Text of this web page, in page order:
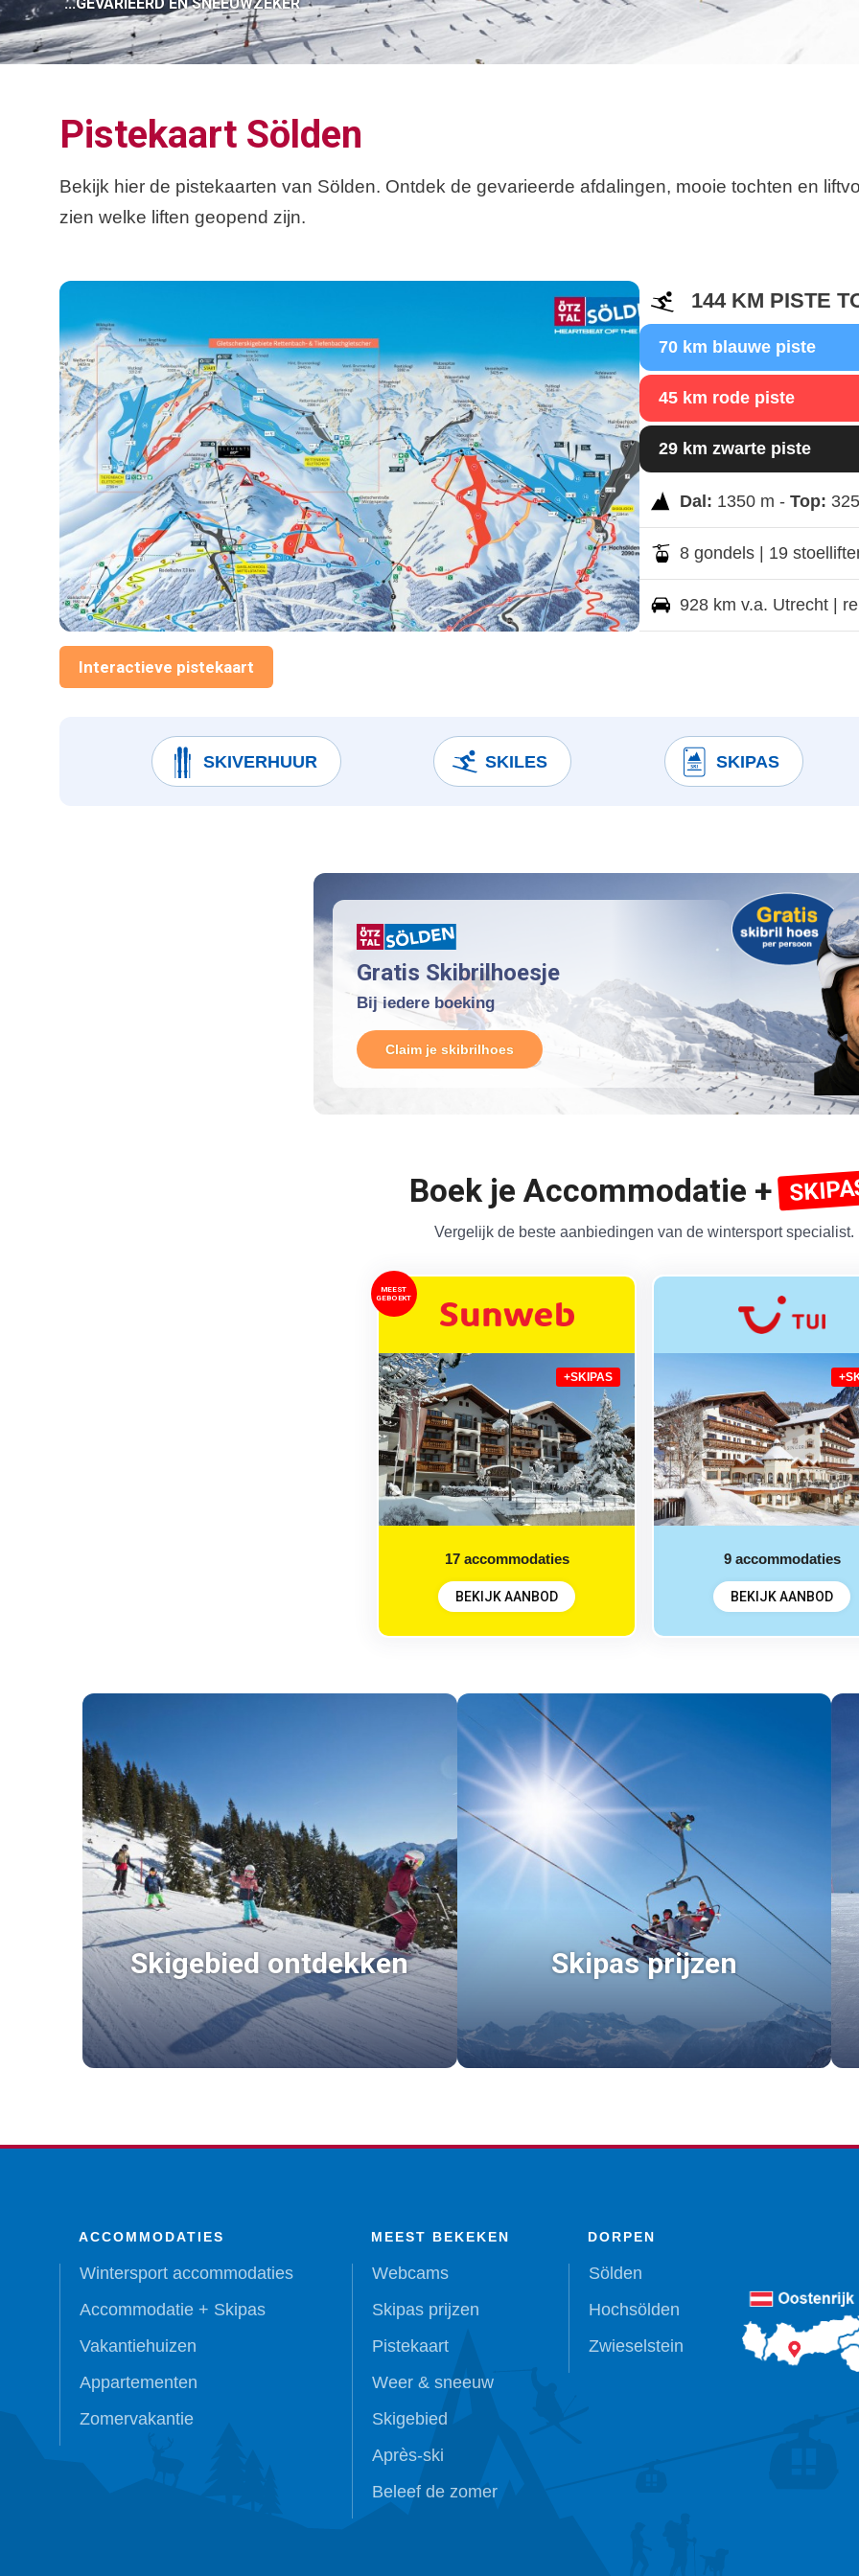
Pistekaart Sölden
Bekijk hier de pistekaarten van Sölden. Ontdek de gevarieerde afdalingen, mooie tochten en
zien welke liften geopend zijn.
144 KM PISTE
70 km blauwe piste
45 km rode piste
29 km zwarte piste
Dal: 1350 m - Top:
8 gondels | 19
928 km v.a. Utrecht |
Interactieve pistekaart
SKIVERHUUR SKILES SKIPAS
Gratis Skibrilhoesje
Bij iedere boeking
Claim je skibrilhoes
Boek je Accommodatie +
Vergelijk de beste aanbiedingen van de wintersport specialist.
MEEST
GEBOEKT
+SKIPAS
17accommodaties
BEKIJK AANBOD
9accommodaties
BEKIJK AANBOD
Skigebied ontdekken Skipas prijzen
ACCOMMODATIES
Wintersport accommodaties
Accommodatie + Skipas
Vakantiehuizen
Appartementen
Zomervakantie
MEEST BEKEKEN
Webcams
Skipas prijzen
Pistekaart
Weer & sneeuw
Skigebied
Après-ski
Beleef de zomer
DORPEN
Sölden
Hochsölden
Zwieselstein